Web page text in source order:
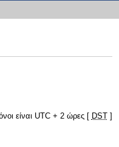
είναι UTC + 2 ώρες [ DST]